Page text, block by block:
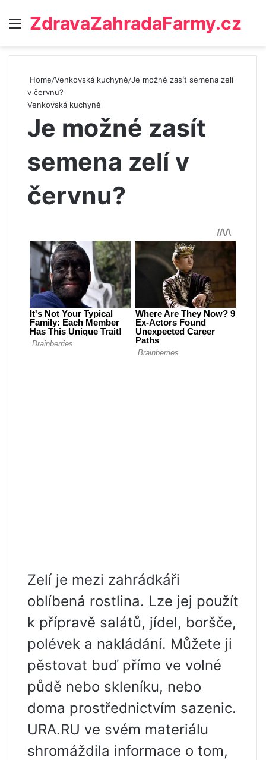
Menu
ZdravaZahradaFarmy.cz
Home/Venkovská kuchyně/Je možné zasít semena zelí
v červnu?
Venkovská kuchyně
Je možné zasít
semena zelí v
červnu?
Zelí je mezi zahrádkáři
oblíbená rostlina. Lze jej použít
k přípravě salátů, jídel, boršče,
polévek a nakládání. Můžete ji
pěstovat buď přímo ve volné
půdě nebo skleníku, nebo
doma prostřednictvím sazenic.
URA.RU ve svém materiálu
shromáždila informace o tom,